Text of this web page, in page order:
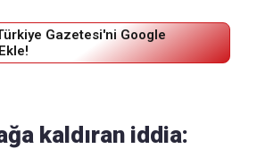
Gazetesi'ni Google
kaldıran iddia: